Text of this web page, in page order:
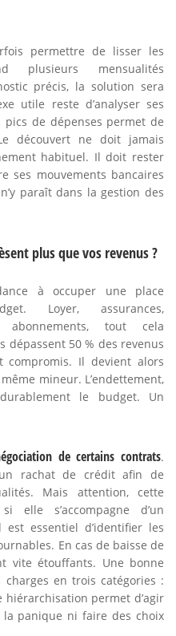
permettre de lisser les
plusieurs mensualités
précis, la solution sera
utile reste d’analyser ses
de dépenses permet de
découvert ne doit jamais
habituel. Il doit rester
ses mouvements bancaires
paraît dans la gestion des
plus que vos revenus ?
à occuper une place
Loyer, assurances,
abonnements, tout cela
dépassent 50 % des revenus
compromis. Il devient alors
mineur. L’endettement,
le budget. Un
de certains contrats.
rachat de crédit afin de
Mais attention, cette
elle s’accompagne d’un
essentiel d’identifier les
En cas de baisse de
vite étouffants. Une bonne
en trois catégories :
hiérarchisation permet d’agir
panique ni faire des choix